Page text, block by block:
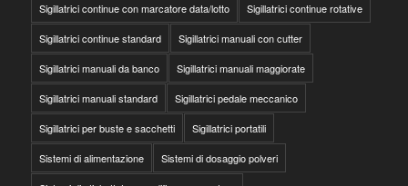
Sigillatrici continue con marcatore data/lotto Sigillatrici continue rotative
Sigillatrici continue standard Sigillatrici manuali con cutter
Sigillatrici manuali da banco Sigillatrici manuali maggiorate
Sigillatrici manuali standard Sigillatrici pedale meccanico
Sigillatrici per buste e sacchetti Sigillatrici portatili
Sistemi di alimentazione Sistemi di dosaggio polveri